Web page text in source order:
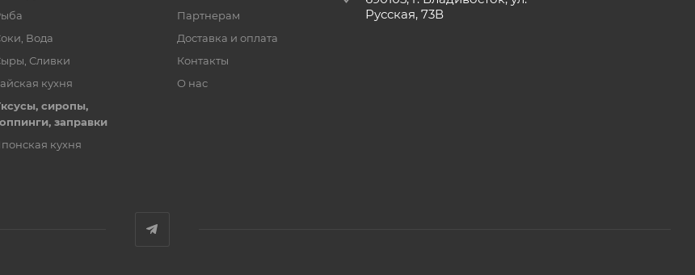
Вода
Сливки
кухня
сиропы,
заправки
кухня
Партнерам
Доставка и оплата
Контакты
О нас
Русская, 73В